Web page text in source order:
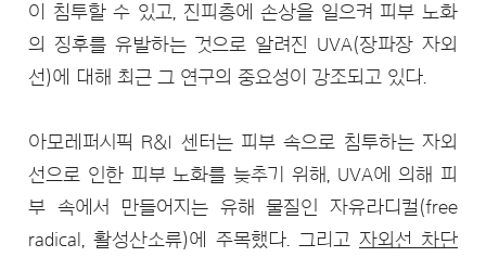
이 침투할 수 있고, 진피층에 손상을 일으켜 피부 노화
의 징후를 유발하는 것으로 알려진 UVA(장파장 자외
선)에 대해 최근 그 연구의 중요성이 강조되고 있다.
아모레퍼시픽 R&I 센터는 피부 속으로 침투하는 자외
선으로 인한 피부 노화를 늦추기 위해, UVA에 의해 피
부 속에서 만들어지는 유해 물질인 자유라디컬(free
radical, 활성산소류)에 주목했다. 그리고 자외선 차단